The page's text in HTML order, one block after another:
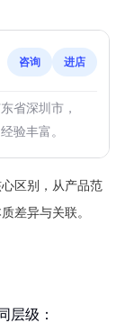
咨询 进店
省深圳市，
验丰富。
区别，从产品范
差异与关联。
层级：